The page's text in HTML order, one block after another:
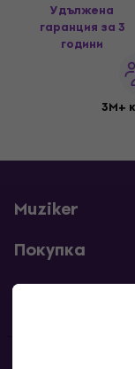
Удължена
гаранция за 3
години
3M+
Muziker
Покупка
Полезни